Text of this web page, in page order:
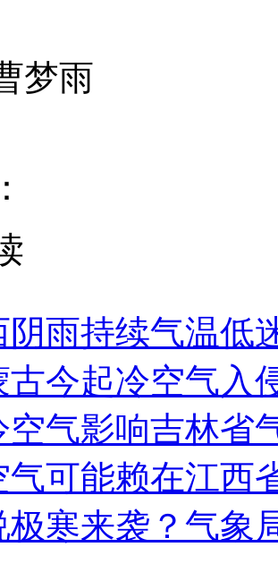
梦雨
阴雨持续气温低
古今起冷空气入
空气影响吉林省
气可能赖在江西
极寒来袭？气象